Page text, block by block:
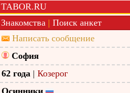
TABOR.RU
Знакомства | Поиск анкет
Написать сообщение
София
62 года | Козерог
Осинники